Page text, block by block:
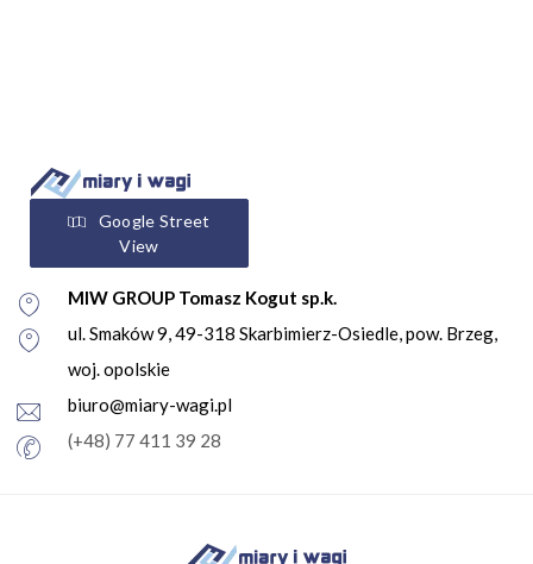
Google Street
View
MIW GROUP Tomasz Kogut sp.k.
ul. Smaków 9, 49-318 Skarbimierz-Osiedle, pow. Brzeg,
woj. opolskie
biuro@miary-wagi.pl
(+48) 77 411 39 28